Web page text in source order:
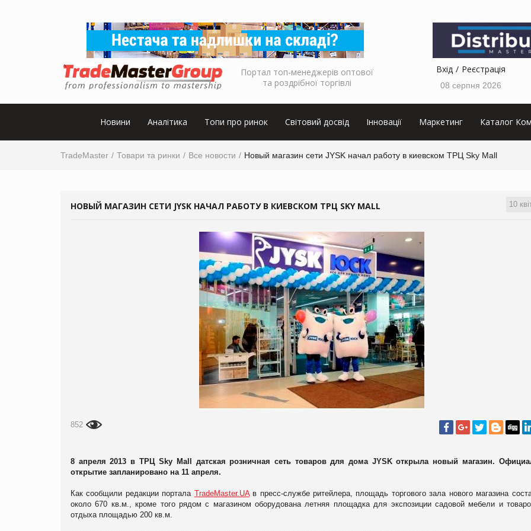
Портал топ-менеджерів оптової
та роздрібної торгівлі
Вхід Реєстрація
08 серпня 2026
Новини Аналітика Топи про ринок Світовий досвід Інновації Маркетинг Каталог
TradeMaster Товари та ринки Все новости Новый магазин сети JYSK начал работу в киевском ТРЦ Sky Mall
10
НОВЫЙ МАГАЗИН СЕТИ JYSK НАЧАЛ РАБОТУ В КИЕВСКОМ ТРЦ SKY MALL
852
8 апреля 2013 в ТРЦ Sky Mall датская розничная сеть товаров для дома JYSK открыла новый магазин.
открытие запланировано на 11 апреля.
Как сообщили редакции портала TradeMaster.UAв пресс-службе ритейлера, площадь торгового зала нового магазина
около 670 кв.м., кроме того рядом с магазином оборудована летняя площадка для экспозиции садовой мебели и
отдыха площадью 200 кв.м.